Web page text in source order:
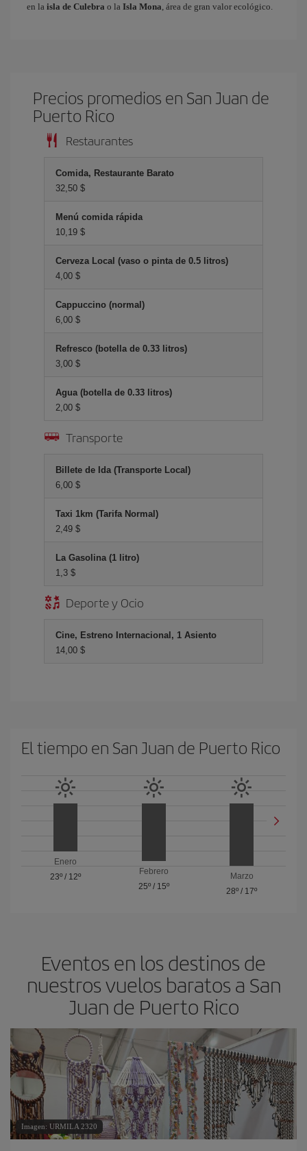
en la isla de Culebra o la Isla Mona, área de gran valor ecológico.
Precios promedios en San Juan de
Puerto Rico
Restaurantes
Comida, Restaurante Barato
32,50 $
Menú comida rápida
10,19 $
Cerveza Local (vaso o pinta de 0.5 litros)
4,00 $
Cappuccino (normal)
6,00 $
Refresco (botella de 0.33 litros)
3,00 $
Agua (botella de 0.33 litros)
2,00 $
Transporte
Billete de Ida (Transporte Local)
6,00 $
Taxi 1km (Tarifa Normal)
2,49 $
La Gasolina (1 litro)
1,3 $
Deporte y Ocio
Cine, Estreno Internacional, 1 Asiento
14,00 $
El tiempo en San Juan de Puerto Rico
Enero
23º/ 12º
Febrero
25º/ 15º
Marzo
28º / 17º
Eventos en los destinos de
nuestros vuelos baratos a San
Juan de Puerto Rico
Imagen: URMILA 2320